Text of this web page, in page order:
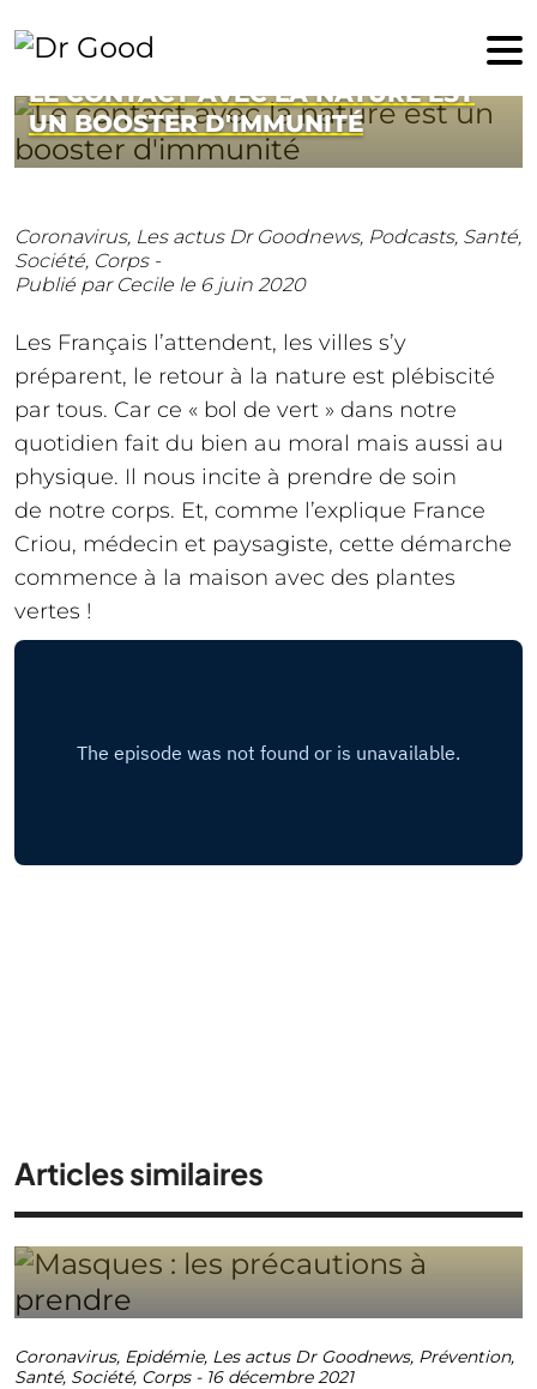
6 juin 2020
LE CONTACT AVEC LA NATURE EST
UN BOOSTER D'IMMUNITÉ
Coronavirus, Les actus Dr Goodnews, Podcasts, Santé,
Société, Corps -
Publié par Cecile le 6 juin 2020
Les Français l’attendent, les villes s’y
préparent, le retour à la nature est plébiscité
par tous. Car ce « bol de vert » dans notre
quotidien fait du bien au moral mais aussi au
physique. Il nous incite à prendre de soin
de notre corps. Et, comme l’explique France
Criou, médecin et paysagiste, cette démarche
commence à la maison avec des plantes
vertes !
Articles similaires
Coronavirus, Epidémie, Les actus Dr Goodnews, Prévention,
Santé, Société, Corps- 16 décembre 2021